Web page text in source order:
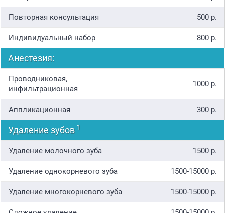
Повторная консультация 500 р.
Индивидуальный набор 800 р.
Анестезия:
Проводниковая,
инфильтрационная
1000 р.
Аппликационная 300 р.
Удаление зубов 1
Удаление молочного зуба 1500 р.
Удаление однокорневого зуба 1500-15000 р.
Удаление многокорневого зуба 1500-15000 р.